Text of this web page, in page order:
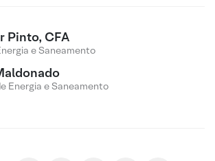
Pinto, CFA
e Saneamento
Energia e Saneamento